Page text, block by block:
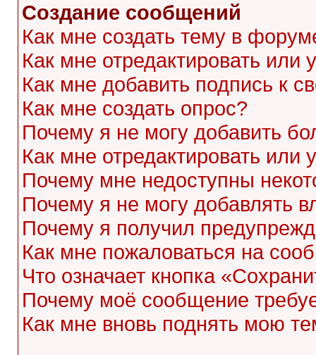
Создание сообщений
Как мне создать тему в
Как мне отредактировать или
Как мне добавить подпись к
Как мне создать опрос?
Почему я не могу добавить
Как мне отредактировать или
Почему мне недоступны
Почему я не могу добавлять
Почему я получил
Как мне пожаловаться на
Что означает кнопка
Почему моё сообщение
Как мне вновь поднять мою